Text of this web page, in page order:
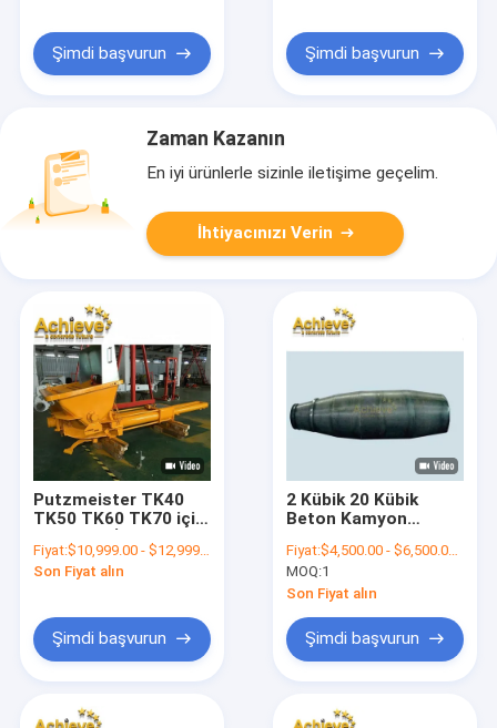
Şimdi başvurun Şimdi başvurun
Zaman Kazanın
En iyi ürünlerle sizinle iletişime geçelim.
İhtiyacınızı Verin
Putzmeister TK40
TK50 TK60 TK70 için
Pompası Sistemi
Modülü
Fiyat:$10,999.00 - $12,999.00/Units
Son Fiyat alın
Şimdi başvurun
2 Kübik 20 Kübik
Beton Kamyon
Çimento Karıştırıcı
Varil 20m3
Fiyat:$4,500.00 - $6,500.00/ Unit
MOQ:1
Son Fiyat alın
Şimdi başvurun